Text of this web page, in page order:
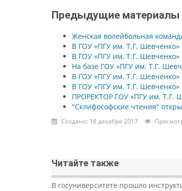
Предыдущие материалы
Женская волейбольная
В ГОУ «ПГУ им. Т.Г. Шевченко»
В ГОУ «ПГУ им. Т.Г.
На базе ГОУ «ПГУ им. Т.Г.
В ГОУ «ПГУ им. Т.Г. Шевченко»
В ГОУ «ПГУ им. Т.Г.
ПРОРЕКТОР ГОУ «ПГУ им.
"Склифософские чтения"
Создано: 18 декабря 2017
Читайте также
В госуниверситете прошло